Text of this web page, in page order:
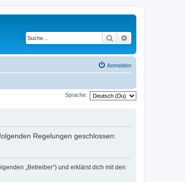
Suche
Anmelden
Sprache:
Regelungen geschlossen:
„Betreiber“) und erklärst dich mit den